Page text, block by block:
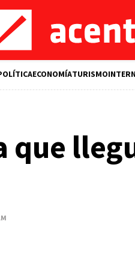
ECONOMÍATURISMO
que